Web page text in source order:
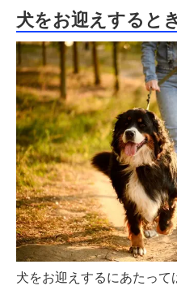
犬をお迎えすると
犬をお迎えするにあたっ